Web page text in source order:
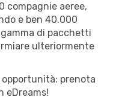
compagnie aeree,
e ben 40.000
di pacchetti
ulteriormente
prenota
eDreams!